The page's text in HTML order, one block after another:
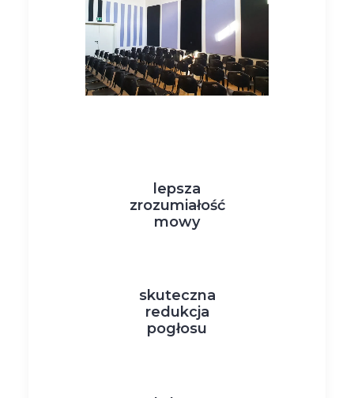
lepsza
zrozumiałość
mowy
skuteczna
redukcja
pogłosu